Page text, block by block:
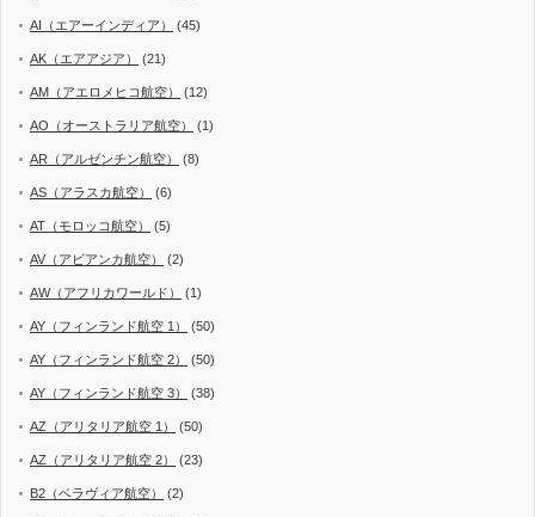
AI（エアーインディア） (45)
AK（エアアジア） (21)
AM（アエロメヒコ航空） (12)
AO（オーストラリア航空） (1)
AR（アルゼンチン航空） (8)
AS（アラスカ航空） (6)
AT（モロッコ航空） (5)
AV（アビアンカ航空） (2)
AW（アフリカワールド） (1)
AY（フィンランド航空 1） (50)
AY（フィンランド航空 2） (50)
AY（フィンランド航空 3） (38)
AZ（アリタリア航空 1） (50)
AZ（アリタリア航空 2） (23)
B2（ベラヴィア航空） (2)